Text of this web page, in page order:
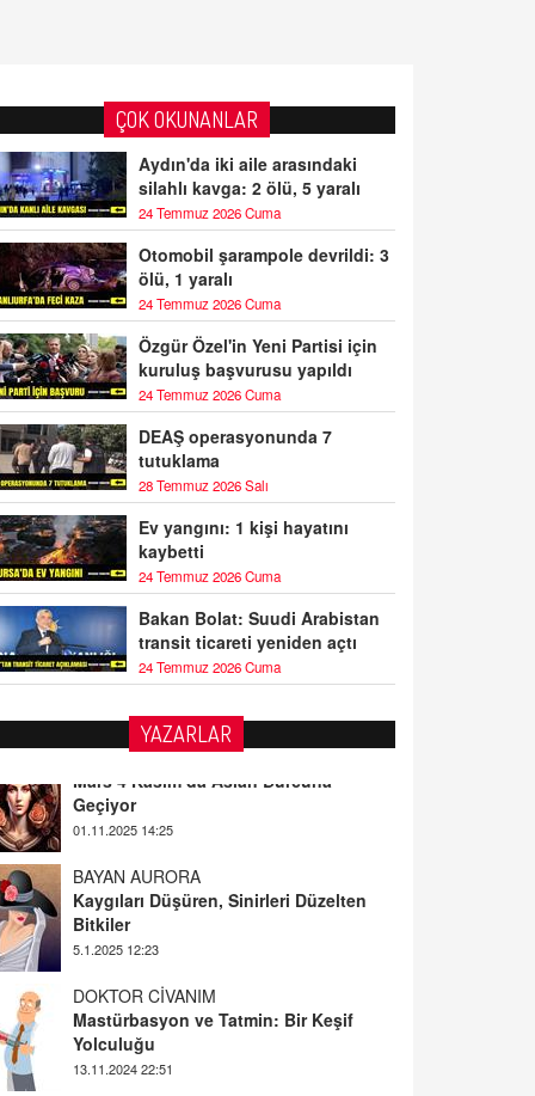
ÇOK OKUNANLAR
Aydın'da iki aile arasındaki
silahlı kavga: 2 ölü, 5 yaralı
24 Temmuz 2026 Cuma
Otomobil şarampole devrildi: 3
ölü, 1 yaralı
24 Temmuz 2026 Cuma
Özgür Özel'in Yeni Partisi için
kuruluş başvurusu yapıldı
24 Temmuz 2026 Cuma
DEAŞ operasyonunda 7
tutuklama
28 Temmuz 2026 Salı
Ev yangını: 1 kişi hayatını
kaybetti
24 Temmuz 2026 Cuma
Bakan Bolat: Suudi Arabistan
transit ticareti yeniden açtı
24 Temmuz 2026 Cuma
YAZARLAR
BAYAN AURORA
Kaygıları Düşüren, Sinirleri Düzelten
Bitkiler
5.1.2025 12:23
DOKTOR CİVANIM
Mastürbasyon ve Tatmin: Bir Keşif
Yolculuğu
13.11.2024 22:51
ALİ EFENDİ
Adana At Yarışı Tahminleri | 21 Aralık
Cumartesi